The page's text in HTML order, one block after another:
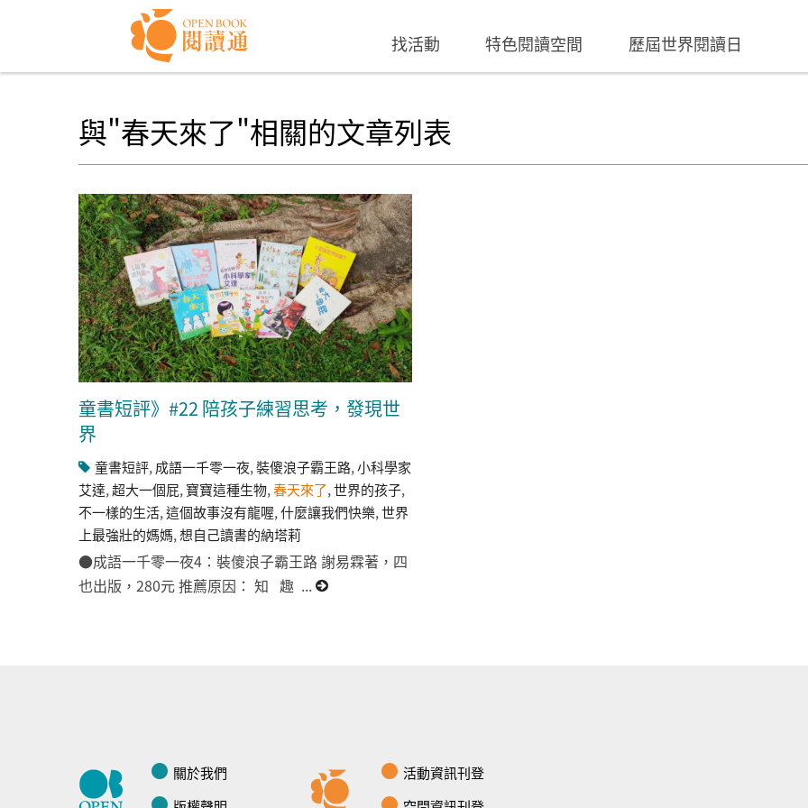
找活動 特色閱讀空間 歷屆世界閱讀日
與"春天來了"相關的文章列表
童書短評》#22 陪孩子練習思考，發現世
界
童書短評,成語一千零一夜,裝傻浪子霸王路,小科學家
艾達,超大一個屁,寶寶這種生物,春天來了,世界的孩子,
不一樣的生活,這個故事沒有龍喔,什麼讓我們快樂,世界
上最強壯的媽媽,想自己讀書的納塔莉
●成語一千零一夜4：裝傻浪子霸王路 謝易霖著，四
也出版，280元 推薦原因： 知 趣 ...
關於我們
活動資訊刊登